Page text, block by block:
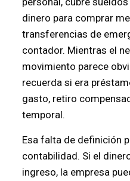
dinero para comprar
transferencias de
contador. Mientras el
movimiento parece
recuerda si era
gasto, retiro
temporal.
Esa falta de definición
contabilidad. Si el
ingreso, la empresa